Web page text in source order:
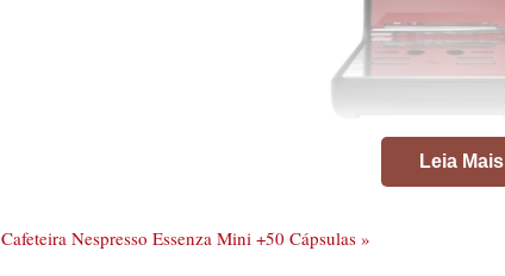
Leia Mais
Cafeteira Nespresso Essenza Mini +50 Cápsulas »